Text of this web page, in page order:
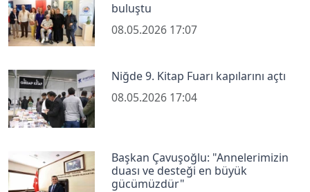
buluştu
08.05.2026 17:07
Niğde 9. Kitap Fuarı kapılarını açtı
08.05.2026 17:04
Başkan Çavuşoğlu: "Annelerimizin
duası ve desteği en büyük
gücümüzdür"